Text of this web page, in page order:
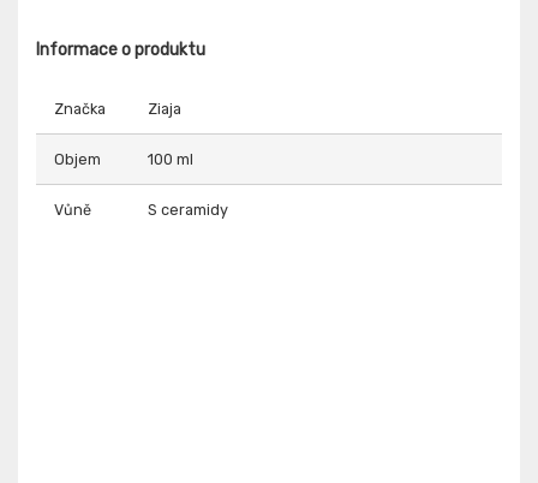
Informace o produktu
Značka Ziaja
Objem 100 ml
Vůně S ceramidy